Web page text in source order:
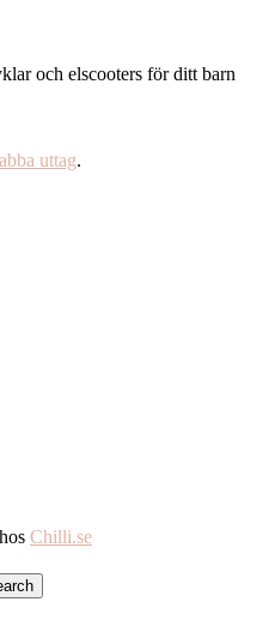
och elscooters för ditt barn
uttag.
Chilli.se